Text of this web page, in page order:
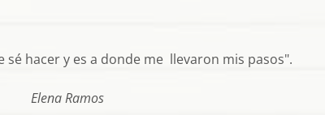
hacer y es a donde me llevaron mis pasos".